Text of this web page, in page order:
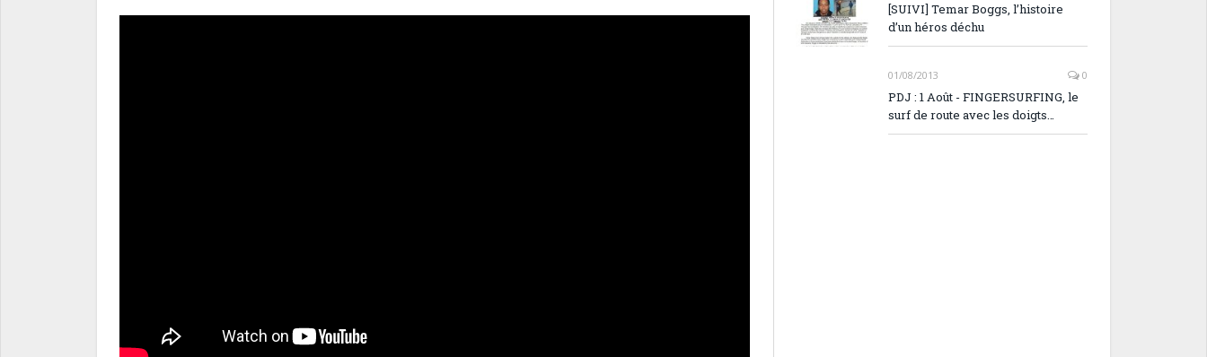
[SUIVI] Temar Boggs, l’histoire
d’un héros déchu
01/08/2013 0
PDJ : 1 Août - FINGERSURFING, le
surf de route avec les doigts…